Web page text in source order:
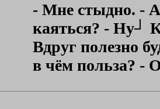
- Мне стыдно. -
каяться? - Ну┘
Вдруг полезно
в чём польза? -